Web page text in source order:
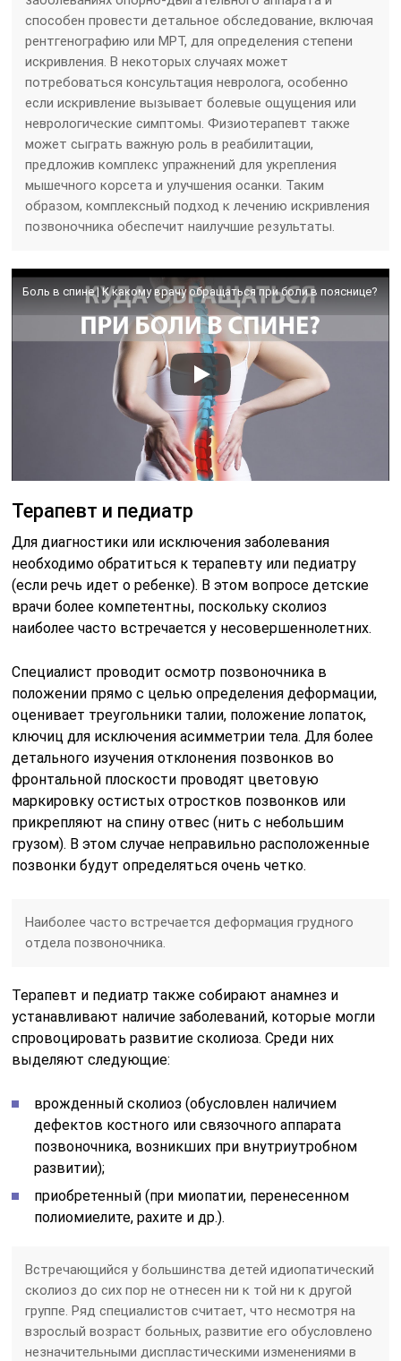
способен провести детальное обследование, включая
рентгенографию или МРТ, для определения степени
искривления. В некоторых случаях может
потребоваться консультация невролога, особенно
если искривление вызывает болевые ощущения или
неврологические симптомы. Физиотерапевт также
может сыграть важную роль в реабилитации,
предложив комплекс упражнений для укрепления
мышечного корсета и улучшения осанки. Таким
образом, комплексный подход к лечению искривления
позвоночника обеспечит наилучшие результаты.
Боль в спине | К какому врачу обращаться при боли в пояснице?
Терапевт и педиатр
Для диагностики или исключения заболевания
необходимо обратиться к терапевту или педиатру
(если речь идет о ребенке). В этом вопросе детские
врачи более компетентны, поскольку сколиоз
наиболее часто встречается у несовершеннолетних.
Специалист проводит осмотр позвоночника в
положении прямо с целью определения деформации,
оценивает треугольники талии, положение лопаток,
ключиц для исключения асимметрии тела. Для более
детального изучения отклонения позвонков во
фронтальной плоскости проводят цветовую
маркировку остистых отростков позвонков или
прикрепляют на спину отвес (нить с небольшим
грузом). В этом случае неправильно расположенные
позвонки будут определяться очень четко.
Наиболее часто встречается деформация грудного
отдела позвоночника.
Терапевт и педиатр также собирают анамнез и
устанавливают наличие заболеваний, которые могли
спровоцировать развитие сколиоза. Среди них
выделяют следующие:
врожденный сколиоз (обусловлен наличием
дефектов костного или связочного аппарата
позвоночника, возникших при внутриутробном
развитии);
приобретенный (при миопатии, перенесенном
полиомиелите, рахите и др.).
Встречающийся у большинства детей идиопатический
сколиоз до сих пор не отнесен ни к той ни к другой
группе. Ряд специалистов считает, что несмотря на
взрослый возраст больных, развитие его обусловлено
незначительными диспластическими изменениями в